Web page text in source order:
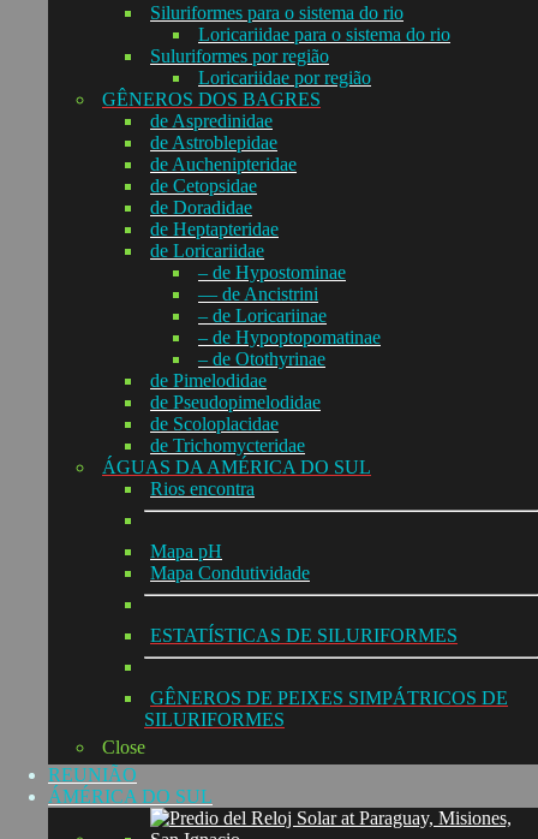
Siluriformes para o sistema do rio
Loricariidae para o sistema do rio
Suluriformes por região
Loricariidae por região
GÊNEROS DOS BAGRES
de Aspredinidae
de Astroblepidae
de Auchenipteridae
de Cetopsidae
de Doradidae
de Heptapteridae
de Loricariidae
– de Hypostominae
— de Ancistrini
– de Loricariinae
– de Hypoptopomatinae
– de Otothyrinae
de Pimelodidae
de Pseudopimelodidae
de Scoloplacidae
de Trichomycteridae
ÁGUAS DA AMÉRICA DO SUL
Rios encontra
Mapa pH
Mapa Condutividade
ESTATÍSTICAS DE SILURIFORMES
GÊNEROS DE PEIXES SIMPÁTRICOS DE
SILURIFORMES
Close
REUNIÃO
ÁMÉRICA DO SUL